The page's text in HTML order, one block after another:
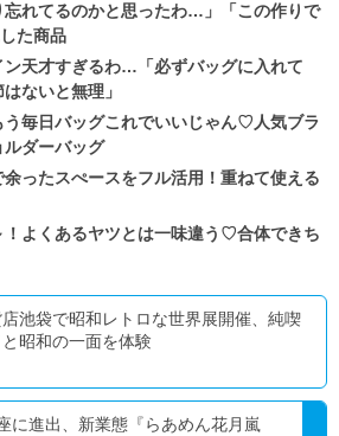
忘れてるのかと思ったわ…」「この作りで
た商品
ン天才すぎるわ…「必ずバッグに入れて
ないと無理」
う毎日バッグこれでいいじゃん♡人気ブラ
ルダーバッグ
ったスぺースをフル活用！重ねて使える
！よくあるヤツとは一味違う♡合体できち
池袋で昭和レトロな世界展開催、純喫
昭和の一面を体験
に進出、新業態『らあめん花月嵐